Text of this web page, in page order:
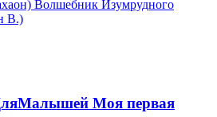
Моя первая